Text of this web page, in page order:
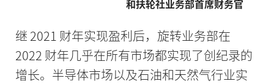
和扶轮社业务部首席财务官
继 2021 财年实现盈利后，旋转业务部在
2022 财年几乎在所有市场都实现了创纪录的
增长。半导体市场以及石油和天然气行业实